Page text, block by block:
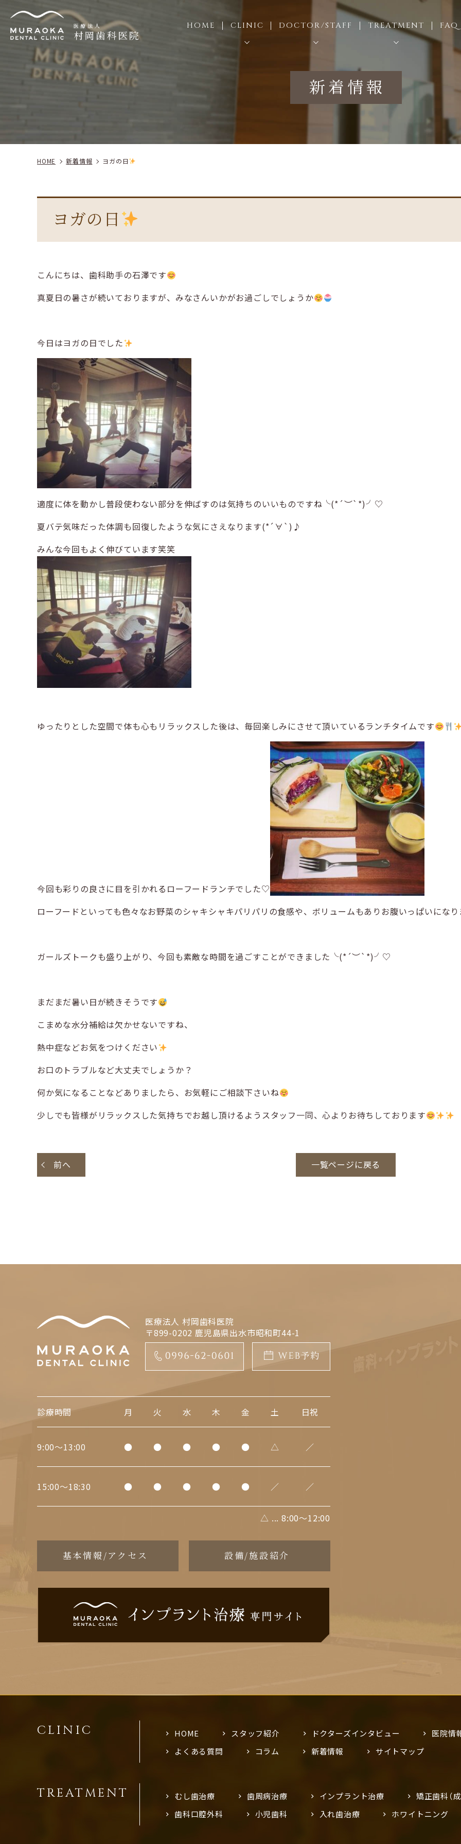
HOME CLINIC
医院情報
DOCTOR/STAFF
ドクターズインタビュー
TREATMENT
歯周病治療
インプラント治療
矯正歯科（成人）
FAQ
新着情報
HOME 新着情報 ヨガの日
ヨガの日
こんにちは、歯科助手の石澤です
真夏日の暑さが続いておりますが、みなさんいかがお過ごしでしょうか
今日はヨガの日でした
適度に体を動かし普段使わない部分を伸ばすのは気持ちのいいものですね╰(*´︶`*)╯♡
夏バテ気味だった体調も回復したような気にさえなります(*´∀`)♪
みんな今回もよく伸びています笑笑
ゆったりとした空間で体も心もリラックスした後は、毎回楽しみにさせて頂いているランチタイムです
今回も彩りの良さに目を引かれるローフードランチでした♡
ローフードといっても色々なお野菜のシャキシャキパリパリの食感や、ボリュームもありお腹いっぱいにな
ガールズトークも盛り上がり、今回も素敵な時間を過ごすことができました╰(*´︶`*)╯♡
まだまだ暑い日が続きそうです
こまめな水分補給は欠かせないですね、
熱中症などお気をつけください
お口のトラブルなど大丈夫でしょうか？
何か気になることなどありましたら、お気軽にご相談下さいね
少しでも皆様がリラックスした気持ちでお越し頂けるようスタッフ一同、心よりお待ちしております
前へ 一覧ページに戻る
医療法人 村岡歯科医院
〒899-0202 鹿児島県出水市昭和町44-1
診療時間 月 火 水 木 金 土 日祝
9:00～13:00 ● ● ● ● ● △ ／
15:00～18:30 ● ● ● ● ● ／ ／
△ ... 8:00～12:00
基本情報/アクセス 設備/施設紹介
CLINIC HOME スタッフ紹介 ドクターズインタビュー
医院情
よくある質問
コラム 新着情報 サイトマップ
TREATMENT むし歯治療 歯周病治療 インプラント治療
矯正歯科（
歯科口腔外科
小児歯科 入れ歯治療 ホワイトニング